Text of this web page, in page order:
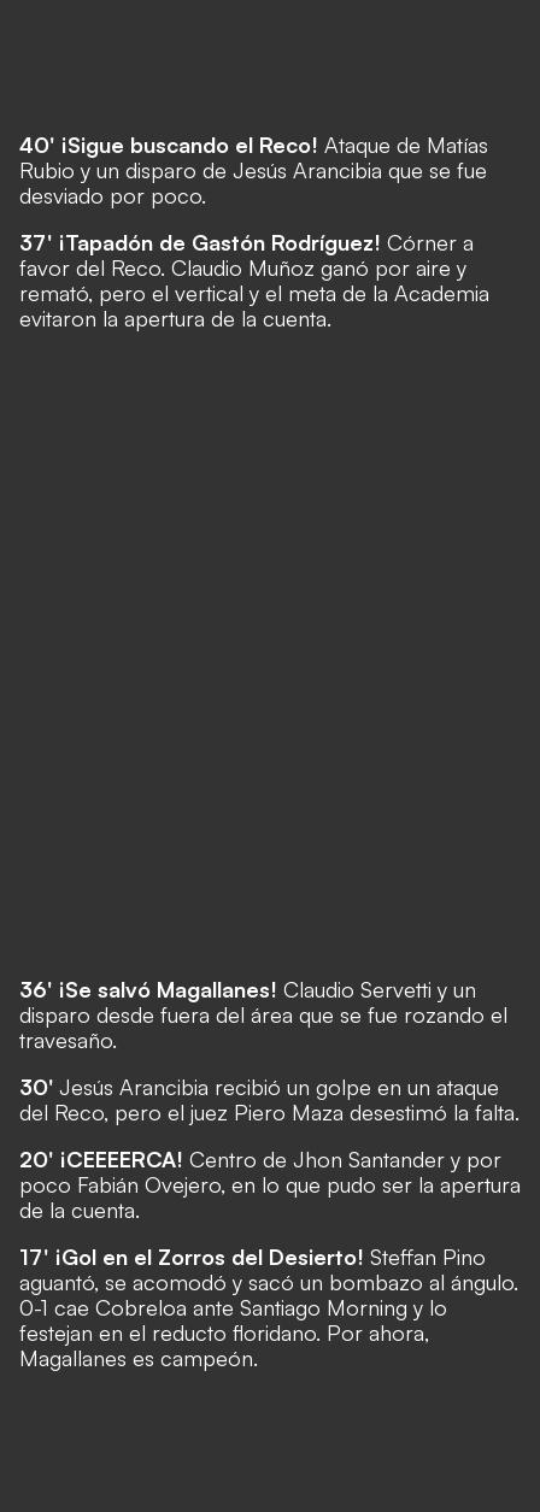
40' ¡Sigue buscando el Reco! Ataque de Matías
Rubio y un disparo de Jesús Arancibia que se fue
desviado por poco.
37' ¡Tapadón de Gastón Rodríguez! Córner a
favor del Reco. Claudio Muñoz ganó por aire y
remató, pero el vertical y el meta de la Academia
evitaron la apertura de la cuenta.
36' ¡Se salvó Magallanes! Claudio Servetti y un
disparo desde fuera del área que se fue rozando el
travesaño.
30' Jesús Arancibia recibió un golpe en un ataque
del Reco, pero el juez Piero Maza desestimó la falta.
20' ¡CEEEERCA! Centro de Jhon Santander y por
poco Fabián Ovejero, en lo que pudo ser la apertura
de la cuenta.
17' ¡Gol en el Zorros del Desierto! Steffan Pino
aguantó, se acomodó y sacó un bombazo al ángulo.
0-1 cae Cobreloa ante Santiago Morning y lo
festejan en el reducto floridano. Por ahora,
Magallanes es campeón.